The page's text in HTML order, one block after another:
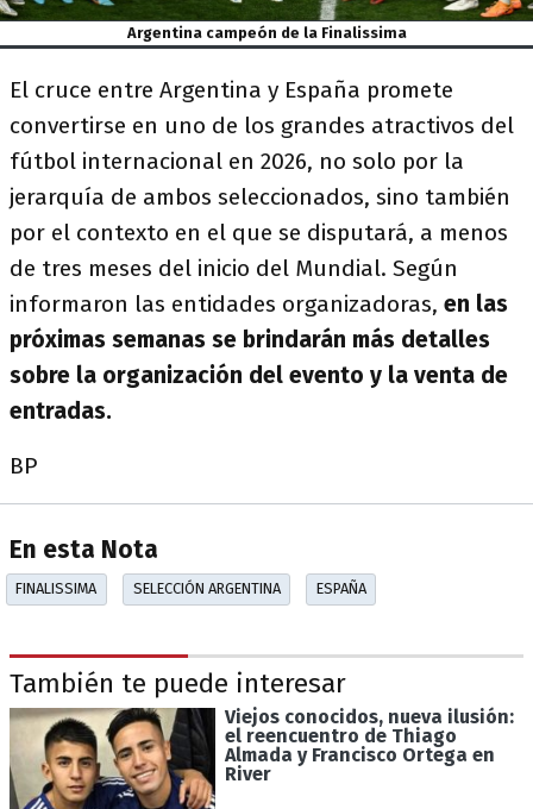
Argentina campeón de la Finalissima
El cruce entre Argentina y España promete
convertirse en uno de los grandes atractivos del
fútbol internacional en 2026, no solo por la
jerarquía de ambos seleccionados, sino también
por el contexto en el que se disputará, a menos
de tres meses del inicio del Mundial. Según
informaron las entidades organizadoras, en las
próximas semanas se brindarán más detalles
sobre la organización del evento y la venta de
entradas.
BP
En esta Nota
FINALISSIMA SELECCIÓN ARGENTINA ESPAÑA
También te puede interesar
Viejos conocidos, nueva ilusión:
el reencuentro de Thiago
Almada y Francisco Ortega en
River